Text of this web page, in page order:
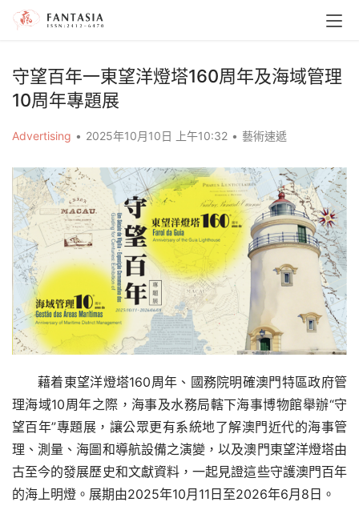
守望百年一東望洋燈塔160周年及海域管理
10周年專題展
Advertising • 2025年10月10日 上午10:32 • 藝術速遞
藉着東望洋燈塔160周年、國務院明確澳門特區政府管
理海域10周年之際，海事及水務局轄下海事博物館舉辦“守
望百年”專題展，讓公眾更有系統地了解澳門近代的海事管
理、測量、海圖和導航設備之演變，以及澳門東望洋燈塔由
古至今的發展歷史和文獻資料，一起見證這些守護澳門百年
的海上明燈。展期由2025年10月11日至2026年6月8日。